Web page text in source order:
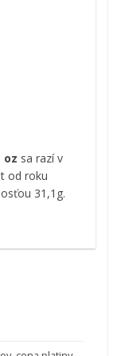
oz sa razí v
od roku
31,1g.